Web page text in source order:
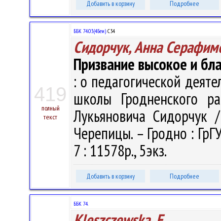
Добавить в корзину Подробнее
419
полный
текст
ББК 74.03(4Беи) С34
Сидорчук, Анна
Призвание высокое и
: о педагогической
школы Гродненского
Лукьяновича
Черепицы. – Гродно :
7 : 11578р., 5экз.
Добавить в корзину Подробнее
ББК 74.